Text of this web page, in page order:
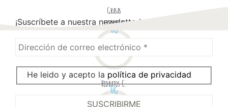
Grasas
saturadas
0g
Hidratos C.
0g
¡Suscríbete a nuestra newsletter!
He leido y acepto la política de privacidad